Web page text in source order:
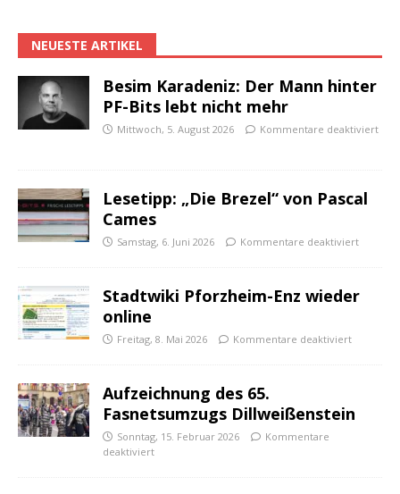
NEUESTE ARTIKEL
Besim Karadeniz: Der Mann hinter
PF-Bits lebt nicht mehr
Mittwoch, 5. August 2026 Kommentare deaktiviert
Lesetipp: „Die Brezel“ von Pascal
Cames
Samstag, 6. Juni 2026 Kommentare deaktiviert
Stadtwiki Pforzheim-Enz wieder
online
Freitag, 8. Mai 2026 Kommentare deaktiviert
Aufzeichnung des 65.
Fasnetsumzugs Dillweißenstein
Sonntag, 15. Februar 2026
Kommentare
deaktiviert